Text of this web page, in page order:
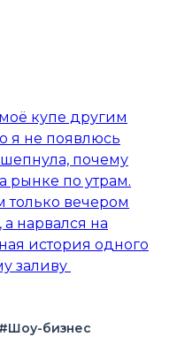
купе другим
я не появлюсь
почему
рынке по утрам.
только вечером
а нарвался на
история одного
заливу
#Шоу-бизнес